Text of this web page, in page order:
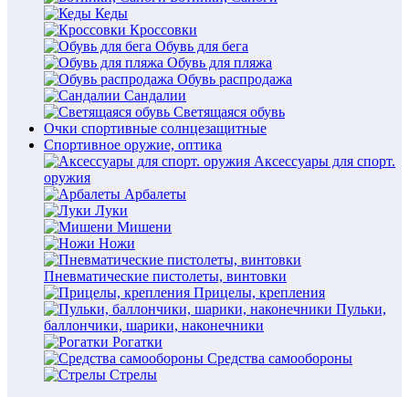
Кеды
Кроссовки
Обувь для бега
Обувь для пляжа
Обувь распродажа
Сандалии
Светящаяся обувь
Очки спортивные солнцезащитные
Спортивное оружие, оптика
Аксессуары для спорт.
оружия
Арбалеты
Луки
Мишени
Ножи
Пневматические пистолеты, винтовки
Прицелы, крепления
Пульки,
баллончики, шарики, наконечники
Рогатки
Средства самообороны
Стрелы